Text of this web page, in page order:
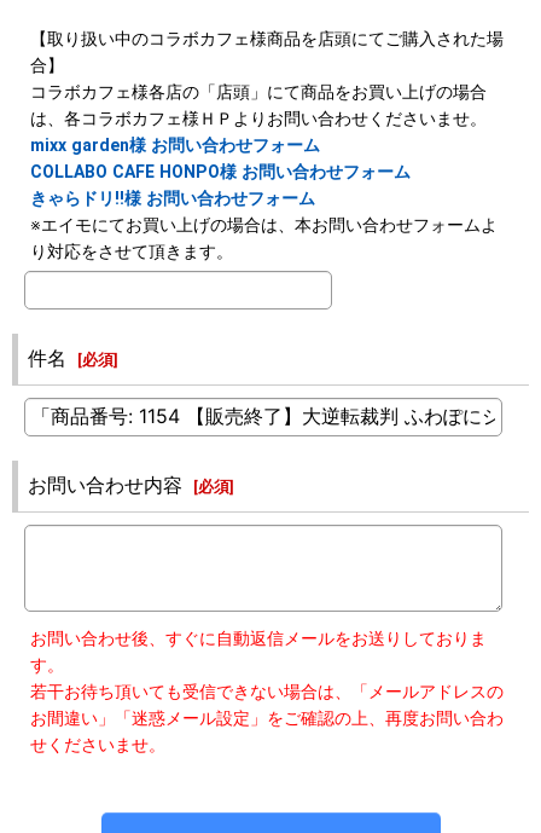
【取り扱い中のコラボカフェ様商品を店頭にてご購入された場
合】
コラボカフェ様各店の「店頭」にて商品をお買い上げの場合
は、各コラボカフェ様ＨＰよりお問い合わせくださいませ。
mixx garden様 お問い合わせフォーム
COLLABO CAFE HONPO様 お問い合わせフォーム
きゃらドリ!!様 お問い合わせフォーム
※エイモにてお買い上げの場合は、本お問い合わせフォームよ
り対応をさせて頂きます。
件名 [必須]
お問い合わせ内容 [必須]
お問い合わせ後、すぐに自動返信メールをお送りしておりま
す。
若干お待ち頂いても受信できない場合は、「メールアドレスの
お間違い」「迷惑メール設定」をご確認の上、再度お問い合わ
せくださいませ。